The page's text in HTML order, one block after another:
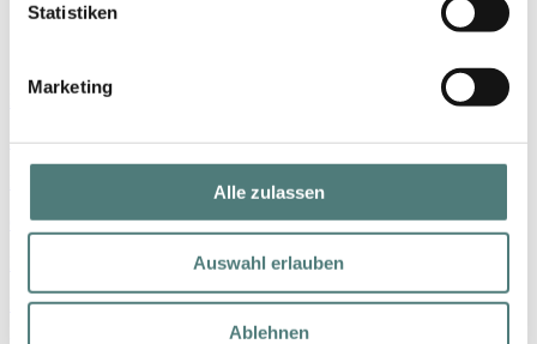
Statistiken
Marketing
Alle zulassen
Auswahl erlauben
Ablehnen
Shop
Marken
Parfum
Gesicht
Haare